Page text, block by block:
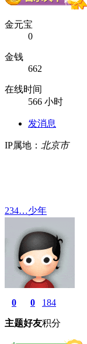
金元宝
0
金钱
662
在线时间
566 小时
发消息
IP属地： 北京市
234…少年
0
主题
0
好友
184
积分